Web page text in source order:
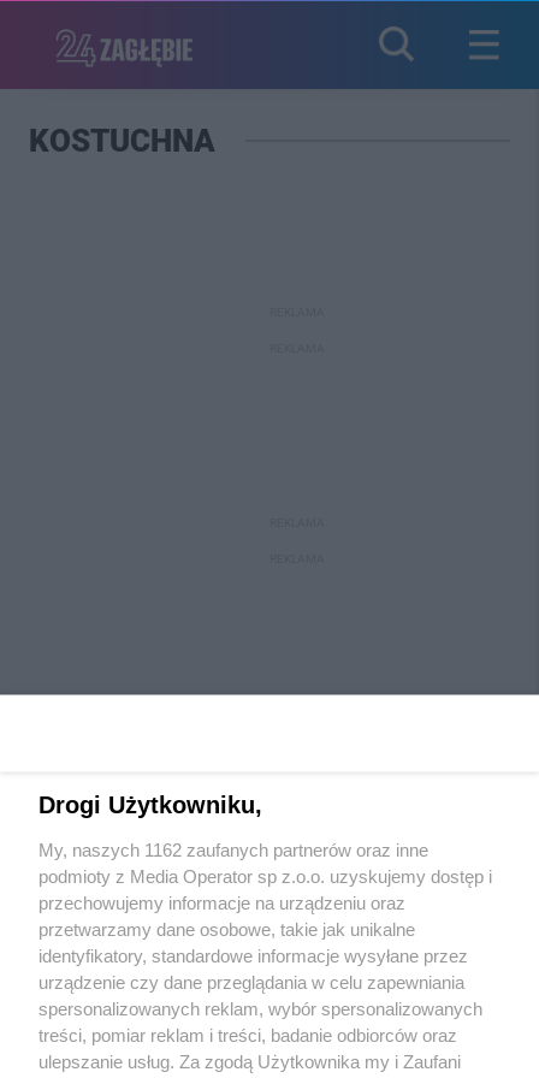
KOSTUCHNA
Wydawca mediówlokalnych
Nie zapomnij
zapoznać się z:
polityką prywatności
Twojemiasto Skontaktuj się z nami
Drogi Użytkowniku,
My, naszych 1162 zaufanych partnerów oraz inne
podmioty z Media Operator sp z.o.o. uzyskujemy dostęp i
przechowujemy informacje na urządzeniu oraz
przetwarzamy dane osobowe, takie jak unikalne
identyfikatory, standardowe informacje wysyłane przez
urządzenie czy dane przeglądania w celu zapewniania
spersonalizowanych reklam, wybór spersonalizowanych
treści, pomiar reklam i treści, badanie odbiorców oraz
ulepszanie usług. Za zgodą Użytkownika my i Zaufani